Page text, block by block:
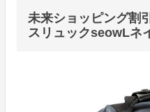
未来ショッピング割
スリュックseowLネ